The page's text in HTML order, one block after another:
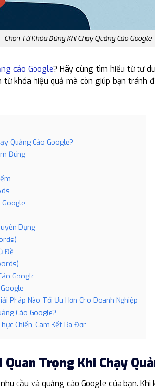
Chọn Từ Khóa Đúng Khi Chạy Quảng Cáo Google
cáo Google? Hãy cùng tìm hiểu từ tư
khóa hiệu quả mà còn giúp bạn tránh
Quảng Cáo Google?
Đúng
Google
Dụng
Đề
Google
Pháp Nào Tối Ưu Hơn Cho Doanh Nghiệp
Cáo Google?
Chiến, Cam Kết Ra Đơn
Trọng Khi Chạy
cầu và quảng cáo Google của bạn.